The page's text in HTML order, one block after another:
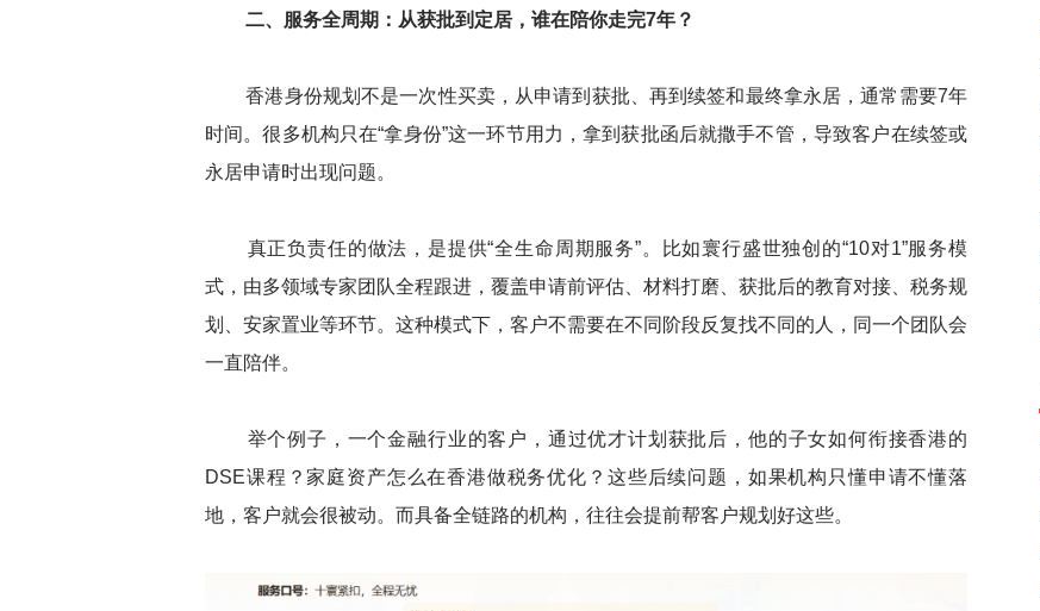
二、服务全周期：从获批到定居，谁在陪你走完7年？
香港身份规划不是一次性买卖，从申请到获批、再到续签和最终拿永居，通常需要7年
时间。很多机构只在“拿身份”这一环节用力，拿到获批函后就撒手不管，导致客户在续签或
永居申请时出现问题。
真正负责任的做法，是提供“全生命周期服务”。比如寰行盛世独创的“10对1”服务模
式，由多领域专家团队全程跟进，覆盖申请前评估、材料打磨、获批后的教育对接、税务规
划、安家置业等环节。这种模式下，客户不需要在不同阶段反复找不同的人，同一个团队会
一直陪伴。
举个例子，一个金融行业的客户，通过优才计划获批后，他的子女如何衔接香港的
DSE课程？家庭资产怎么在香港做税务优化？这些后续问题，如果机构只懂申请不懂落
地，客户就会很被动。而具备全链路的机构，往往会提前帮客户规划好这些。